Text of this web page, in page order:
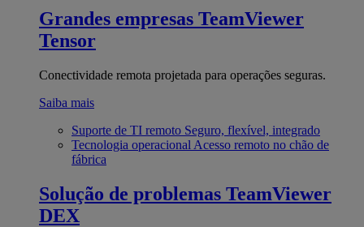
Grandes empresas TeamViewer
Tensor
Conectividade remota projetada para operações seguras.
Saiba mais
Suporte de TI remoto Seguro, flexível, integrado
Tecnologia operacional Acesso remoto no chão de
fábrica
Solução de problemas TeamViewer
DEX